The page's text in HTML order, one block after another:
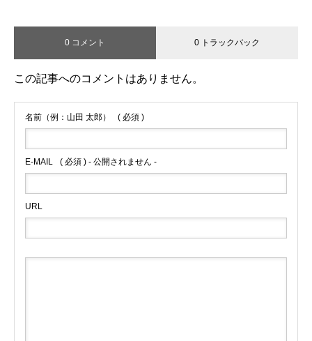
0 コメント 0 トラックバック
この記事へのコメントはありません。
名前（例：山田 太郎） ( 必須 )
E-MAIL ( 必須 ) - 公開されません -
URL